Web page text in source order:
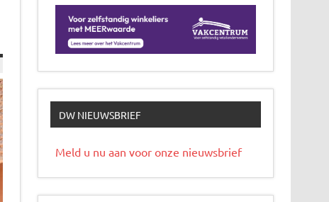
DW NIEUWSBRIEF
Meld u nu aan voor onze nieuwsbrief